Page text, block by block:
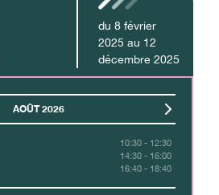
du 8 février
2025 au 12
décembre 2025
AOÛT 2026
10:30 - 12:30
14:30 - 16:00
16:40 - 18:40